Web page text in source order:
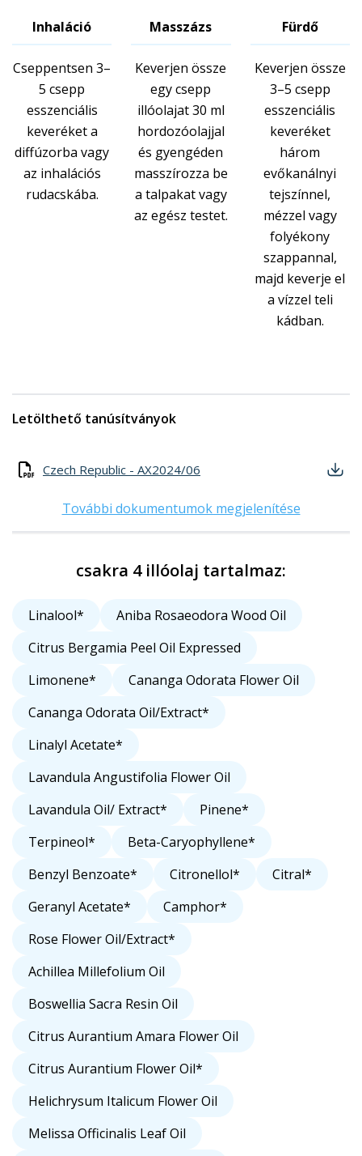
Inhaláció
Cseppentsen 3–
5 csepp
esszenciális
keveréket a
diffúzorba vagy
az inhalációs
rudacskába.
Masszázs
Keverjen össze
egy csepp
illóolajat 30 ml
hordozóolajjal
és gyengéden
masszírozza be
a talpakat vagy
az egész testet.
Fürdő
Keverjen össze
3–5 csepp
esszenciális
keveréket
három
evőkanálnyi
tejszínnel,
mézzel vagy
folyékony
szappannal,
majd keverje el
a vízzel teli
kádban.
Letölthető tanúsítványok
Czech Republic - AX2024/06
További dokumentumok megjelenítése
csakra 4 illóolaj tartalmaz:
Linalool*
Aniba Rosaeodora Wood Oil
Citrus Bergamia Peel Oil Expressed
Limonene*
Cananga Odorata Flower Oil
Cananga Odorata Oil/Extract*
Linalyl Acetate*
Lavandula Angustifolia Flower Oil
Lavandula Oil/ Extract*
Pinene*
Terpineol*
Beta-Caryophyllene*
Benzyl Benzoate*
Citronellol*
Citral*
Geranyl Acetate*
Camphor*
Rose Flower Oil/Extract*
Achillea Millefolium Oil
Boswellia Sacra Resin Oil
Citrus Aurantium Amara Flower Oil
Citrus Aurantium Flower Oil*
Helichrysum Italicum Flower Oil
Melissa Officinalis Leaf Oil